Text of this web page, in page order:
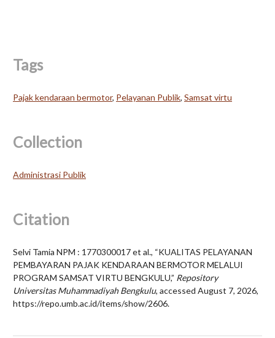
Tags
Pajak kendaraan bermotor, Pelayanan Publik, Samsat virtu
Collection
Administrasi Publik
Citation
Selvi Tamia NPM : 1770300017 et al., “KUALITAS PELAYANAN
PEMBAYARAN PAJAK KENDARAAN BERMOTOR MELALUI
PROGRAM SAMSAT VIRTU BENGKULU,” Repository
Universitas Muhammadiyah Bengkulu, accessed August 7, 2026,
https://repo.umb.ac.id/items/show/2606.